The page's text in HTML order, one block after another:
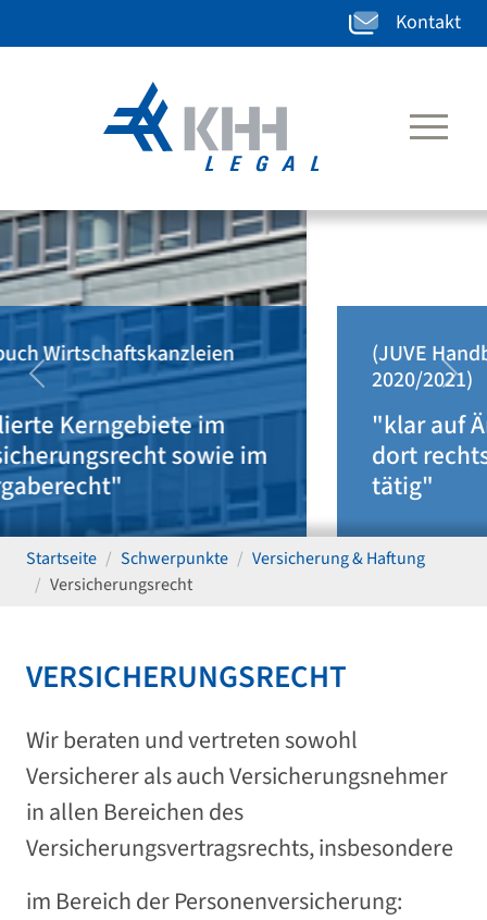
Kontakt
"klar auf Ärzteseite positioniert u.
dort rechtsgebietsübergreifend
tätig"
(JUVE Handbuch Wirtschaftskanzleien
2020/2021)
zurück
Startseite Schwerpunkte
Versicherung & Haftung
Versicherungsrecht
VERSICHERUNGSRECHT
Wir beraten und vertreten sowohl
Versicherer als auch Versicherungsnehmer
in allen Bereichen des
Versicherungsvertragsrechts, insbesondere
im Bereich der Personenversicherung: